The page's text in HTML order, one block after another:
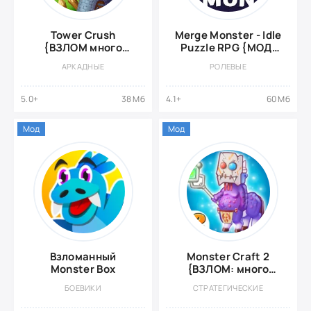
Tower Crush
{ВЗЛОМ много
АРКАДНЫЕ
5.0+ 38 Мб
Merge Monster - Idle
Puzzle RPG {МОД,
РОЛЕВЫЕ
4.1+ 60 Мб
Взломанный
Monster Box
БОЕВИКИ
Мод
Monster Craft 2
{ВЗЛОМ: много
СТРАТЕГИЧЕСКИЕ
Мод